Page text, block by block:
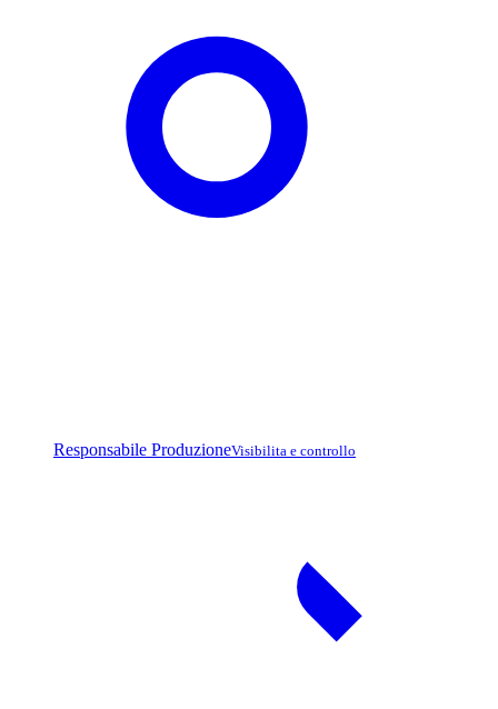
Responsabile ProduzioneVisibilita e controllo